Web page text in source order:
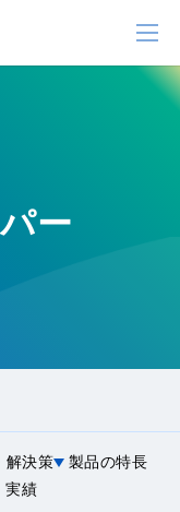
ー
解決策
製品の特長
実績